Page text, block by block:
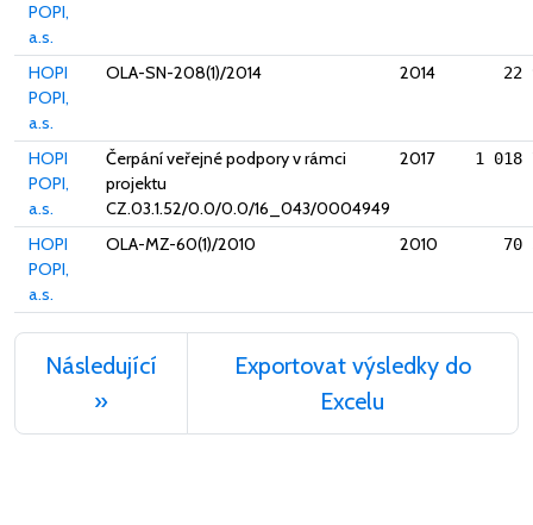
POPI,
a.s.
HOPI
POPI,
a.s.
OLA-SN-208(1)/2014 2014 22
HOPI
POPI,
a.s.
Čerpání veřejné podpory v rámci
projektu
CZ.03.1.52/0.0/0.0/16_043/0004949
2017 1 018
HOPI
POPI,
a.s.
OLA-MZ-60(1)/2010 2010 70
Následující
»
Exportovat výsledky do
Excelu